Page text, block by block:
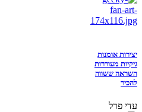
יצירות אומנות
גיקיות מעוררות
השראה ששווה
להכיר
עדי פרל